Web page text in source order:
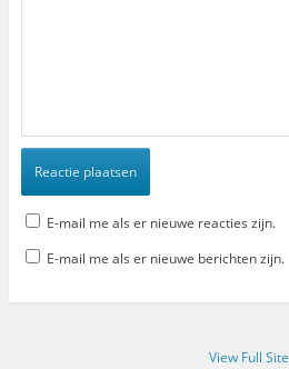
E-mail me als er nieuwe reacties zijn.
E-mail me als er nieuwe berichten zijn.
View Full Site